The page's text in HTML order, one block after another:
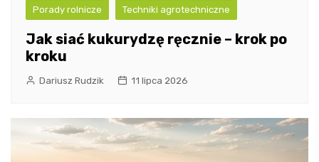
Porady rolnicze Techniki agrotechniczne
Jak siać kukurydzę ręcznie – krok po
kroku
Dariusz Rudzik 11 lipca 2026